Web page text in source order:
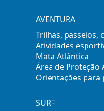
AVENTURA
Trilhas, passeios,
Atividades
Mata Atlântica
Área de Proteção
Orientações para
SURF